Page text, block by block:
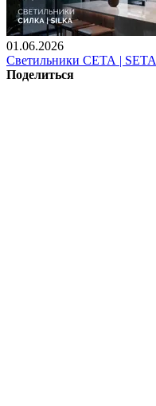
01.06.2026
Светильники СЕТА | SETA
Поделиться